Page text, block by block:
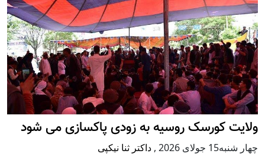
ولایت کورسک روسیه به زودی پاکسازی می شود
چهار شنبه15 جولای 2026 , داکتر ثنا نیکپی